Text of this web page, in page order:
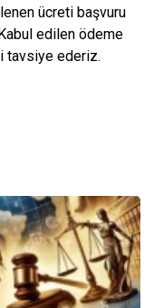
ücreti başvuru
edilen ödeme
tavsiye ederiz.